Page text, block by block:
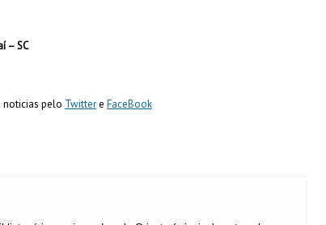
– SC
noticias pelo Twittere FaceBook